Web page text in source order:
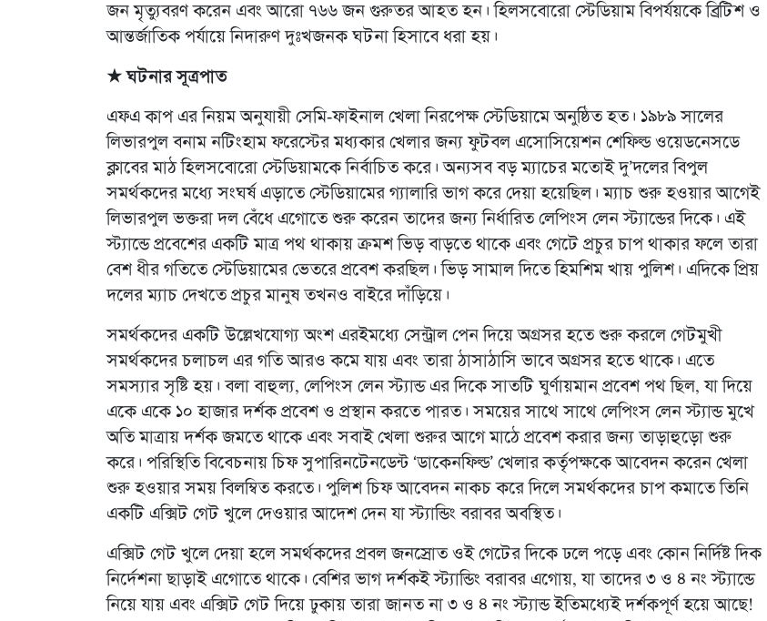
জন মৃত্যুবরণ করেন এবং আরো ৭৬৬ জন গুরুতর আহত হন। হিলসবোরো স্টেডিয়াম বিপর্যয়কে ব্রিটিশ ও
আন্তর্জাতিক পর্যায়ে নিদারুণ দুঃখজনক ঘটনা হিসাবে ধরা হয়।
★ ঘটনার সূত্রপাত
এফএ কাপ এর নিয়ম অনুযায়ী সেমি-ফাইনাল খেলা নিরপেক্ষ স্টেডিয়ামে অনুষ্ঠিত হত। ১৯৮৯ সালের
লিভারপুল বনাম নটিংহাম ফরেস্টের মধ্যকার খেলার জন্য ফুটবল এসোসিয়েশন শেফিল্ড ওয়েডনেসডে
ক্লাবের মাঠ হিলসবোরো স্টেডিয়ামকে নির্বাচিত করে। অন্যসব বড় ম্যাচের মতোই দু’দলের বিপুল
সমর্থকদের মধ্যে সংঘর্ষ এড়াতে স্টেডিয়ামের গ্যালারি ভাগ করে দেয়া হয়েছিল। ম্যাচ শুরু হওয়ার আগেই
লিভারপুল ভক্তরা দল বেঁধে এগোতে শুরু করেন তাদের জন্য নির্ধারিত লেপিংস লেন স্ট্যান্ডের দিকে। এই
স্ট্যান্ডে প্রবেশের একটি মাত্র পথ থাকায় ক্রমশ ভিড় বাড়তে থাকে এবং গেটে প্রচুর চাপ থাকার ফলে তারা
বেশ ধীর গতিতে স্টেডিয়ামের ভেতরে প্রবেশ করছিল। ভিড় সামাল দিতে হিমশিম খায় পুলিশ। এদিকে প্রিয়
দলের ম্যাচ দেখতে প্রচুর মানুষ তখনও বাইরে দাঁড়িয়ে।
সমর্থকদের একটি উল্লেখযোগ্য অংশ এরইমধ্যে সেন্ট্রাল পেন দিয়ে অগ্রসর হতে শুরু করলে গেটমুখী
সমর্থকদের চলাচল এর গতি আরও কমে যায় এবং তারা ঠাসাঠাসি ভাবে অগ্রসর হতে থাকে। এতে
সমস্যার সৃষ্টি হয়। বলা বাহুল্য, লেপিংস লেন স্ট্যান্ড এর দিকে সাতটি ঘুর্ণায়মান প্রবেশ পথ ছিল, যা দিয়ে
একে একে ১০ হাজার দর্শক প্রবেশ ও প্রস্থান করতে পারত। সময়ের সাথে সাথে লেপিংস লেন স্ট্যান্ড মুখে
অতি মাত্রায় দর্শক জমতে থাকে এবং সবাই খেলা শুরুর আগে মাঠে প্রবেশ করার জন্য তাড়াহুড়ো শুরু
করে। পরিস্থিতি বিবেচনায় চিফ সুপারিনটেনডেন্ট ‘ডাকেনফিল্ড’ খেলার কর্তৃপক্ষকে আবেদন করেন খেলা
শুরু হওয়ার সময় বিলম্বিত করতে। পুলিশ চিফ আবেদন নাকচ করে দিলে সমর্থকদের চাপ কমাতে তিনি
একটি এক্সিট গেট খুলে দেওয়ার আদেশ দেন যা স্ট্যান্ডিং বরাবর অবস্থিত।
এক্সিট গেট খুলে দেয়া হলে সমর্থকদের প্রবল জনস্রোত ওই গেটের দিকে ঢলে পড়ে এবং কোন নির্দিষ্ট দিক
নির্দেশনা ছাড়াই এগোতে থাকে। বেশির ভাগ দর্শকই স্ট্যান্ডিং বরাবর এগোয়, যা তাদের ৩ ও ৪ নং স্ট্যান্ডে
নিয়ে যায় এবং এক্সিট গেট দিয়ে ঢুকায় তারা জানত না ৩ ও ৪ নং স্ট্যান্ড ইতিমধ্যেই দর্শকপূর্ণ হয়ে আছে!